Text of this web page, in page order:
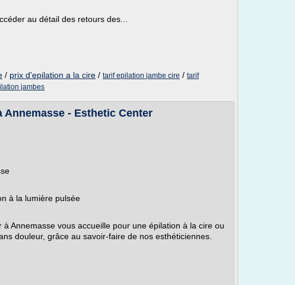
au détail des retours des...
/ prix d'epilation a la cire / tarif epilation jambe cire / tarif
jambes
- Esthetic Center
à la lumière pulsée
Annemasse vous accueille pour une épilation à la cire ou
douleur, grâce au savoir-faire de nos esthéticiennes.